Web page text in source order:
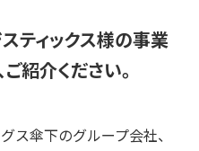
ティックス様の事業
紹介ください。
ス傘下のグループ会社、